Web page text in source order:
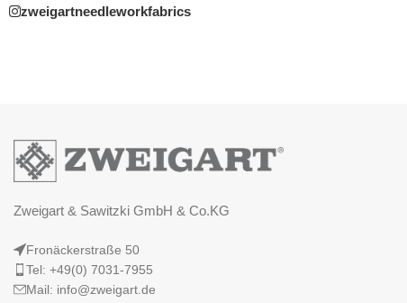
zweigartneedleworkfabrics
Zweigart & Sawitzki GmbH & Co.KG
Fronäckerstraße 50
Tel: +49(0) 7031-7955
Mail: info@zweigart.de